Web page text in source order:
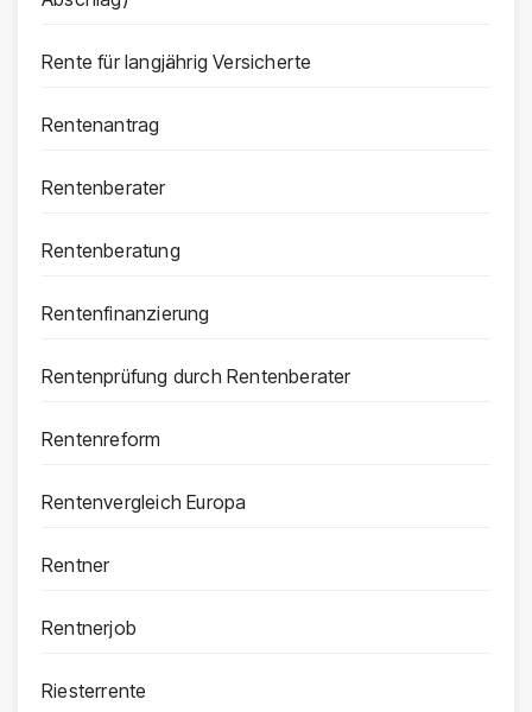
Rente für langjährig Versicherte
Rentenantrag
Rentenberater
Rentenberatung
Rentenfinanzierung
Rentenprüfung durch Rentenberater
Rentenreform
Rentenvergleich Europa
Rentner
Rentnerjob
Riesterrente